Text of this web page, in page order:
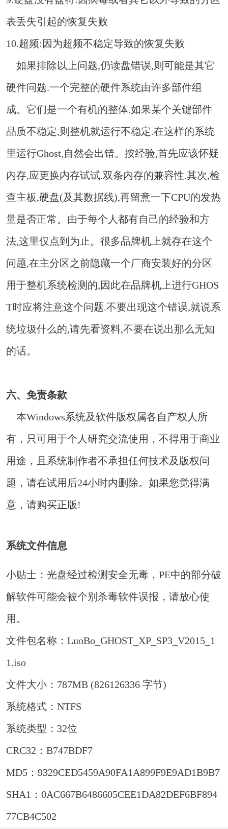
表丢失引起的恢复失败
10.超频:因为超频不稳定导致的恢复失败
如果排除以上问题,仍读盘错误,则可能是其它
硬件问题.一个完整的硬件系统由许多部件组
成。它们是一个有机的整体.如果某个关键部件
品质不稳定,则整机就运行不稳定.在这样的系统
里运行Ghost,自然会出错。按经验,首先应该怀疑
内存,应更换内存试试.双条内存的兼容性.其次,检
查主板,硬盘(及其数据线),再留意一下CPU的发热
量是否正常。由于每个人都有自己的经验和方
法,这里仅点到为止。很多品牌机上就存在这个
问题,在主分区之前隐藏一个厂商安装好的分区
用于整机系统检测的,因此在品牌机上进行GHOS
T时应将注意这个问题.不要出现这个错误,就说系
统垃圾什么的,请先看资料,不要在说出那么无知
的话。
六、免责条款
本Windows系统及软件版权属各自产权人所
有，只可用于个人研究交流使用，不得用于商业
用途，且系统制作者不承担任何技术及版权问
题，请在试用后24小时内删除。如果您觉得满
意，请购买正版!
系统文件信息
小贴士：光盘经过检测安全无毒，PE中的部分破
解软件可能会被个别杀毒软件误报，请放心使
用。
文件包名称：LuoBo_GHOST_XP_SP3_V2015_1
1.iso
文件大小：787MB (826126336 字节)
系统格式：NTFS
系统类型：32位
CRC32：B747BDF7
MD5：9329CED5459A90FA1A899F9E9AD1B9B7
SHA1：0AC667B6486605CEE1DA82DEF6BF894
77CB4C502